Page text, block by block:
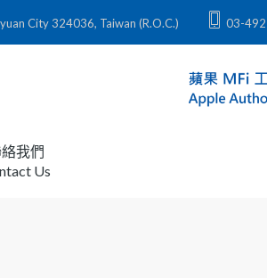
City 324036, Taiwan (R.O.C.) 03-
我們
Us